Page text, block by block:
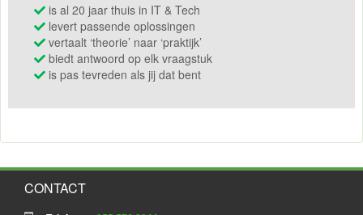
is al 20 jaar thuis in IT & Tech
levert passende oplossingen
vertaalt ‘theorie’ naar ‘praktijk’
biedt antwoord op elk vraagstuk
is pas tevreden als jij dat bent
CONTACT